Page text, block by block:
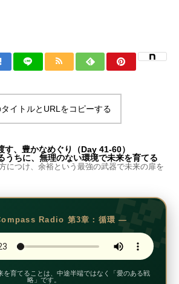
イトルとURLをコピーする
す、豊かなめぐり（Day 41-60）
うちに、無理のない環境で未来を育てる
につけ、余裕という最強の武器で未来の扉を
Radio 第3章：循環 ―
を育てることは、中途半端ではなく「愛のある戦
略」です。